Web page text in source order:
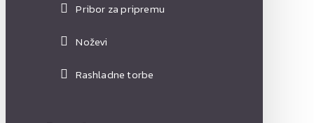
Pribor za pripremu
Noževi
Rashladne torbe